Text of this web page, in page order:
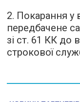
2. Покарання у
передбачене
зі ст. 61 КК до
строкової